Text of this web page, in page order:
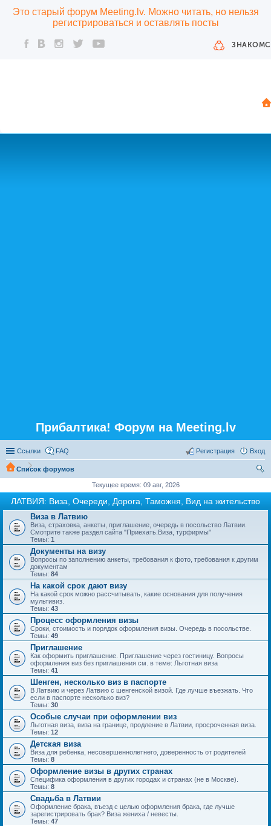
Это старый форум Meeting.lv. Можно читать, но нельзя
регистрироваться и оставлять посты
Прибалтика! Форум на Meeting.lv
Ссылки FAQ Вход
Регистрация
Список форумов
Текущее время: 09 авг, 2026
ЛАТВИЯ: Виза, Очереди, Дорога, Таможня, Вид на жительство
Виза в Латвию
Виза, страховка, анкеты, приглашение, очередь в посольство Латвии.
Смотрите также раздел сайта "Приехать.Виза, турфирмы"
Темы: 1
Документы на визу
Вопросы по заполнению анкеты, требования к фото, требования к другим
документам
Темы: 84
На какой срок дают визу
На какой срок можно рассчитывать, какие основания для получения
мультивиз.
Темы: 43
Процесс оформления визы
Сроки, стоимость и порядок оформления визы. Очередь в посольстве.
Темы: 49
Приглашение
Как оформить приглашение. Приглашение через гостиницу. Вопросы
оформления виз без приглашения см. в теме: Льготная виза
Темы: 41
Шенген, несколько виз в паспорте
В Латвию и через Латвию с шенгенской визой. Где лучше въезжать. Что
если в паспорте несколько виз?
Темы: 30
Особые случаи при оформлении виз
Льготная виза, виза на границе, продление в Латвии, просроченная виза.
Темы: 12
Детская виза
Виза для ребенка, несовершеннолетнего, доверенность от родителей
Темы: 8
Оформление визы в других странах
Специфика оформления в других городах и странах (не в Москве).
Темы: 8
Свадьба в Латвии
Оформление брака, въезд с целью оформления брака, где лучше
зарегистрировать брак? Виза жениха / невесты.
Темы: 47